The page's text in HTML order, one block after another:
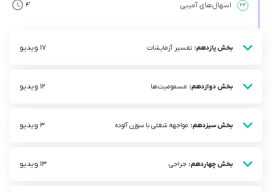
۲۲ اسهال‌های آمیبی ’4
بخش یازدهم: تفسیر آزمایشات 17 ویدیو
بخش دوازدهم: مسمومیت‌ها 12 ویدیو
بخش سیزدهم: مواجهه شغلی با سوزن آلوده 3 ویدیو
بخش چهاردهم: جراحی 13 ویدیو